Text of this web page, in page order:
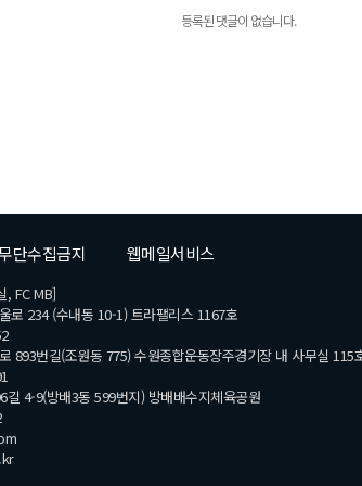
등록된 댓글이 없습니다.
단수집금지 웹메일서비스
, FC MB]
로 234 (수내동 10-1) 트라팰리스 1167호
893번길(조원동 775) 수원종합운동장주경기장 내 사무실 115
길 4-9(방배3동 599번지) 방배배수지체육공원